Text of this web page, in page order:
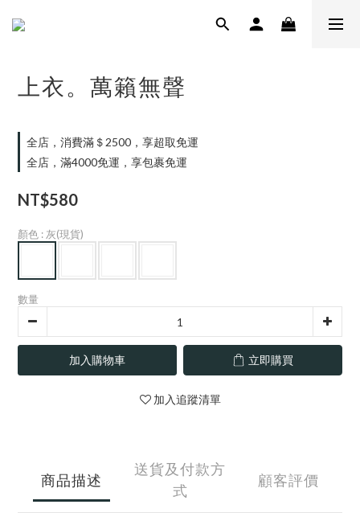
上衣。萬籟無聲
全店，消費滿＄2500，享超取免運
全店，滿4000免運，享包裹免運
NT$580
顏色 : 灰(現貨)
數量
加入購物車 立即購買
加入追蹤清單
商品描述
送貨及付款方
式
顧客評價